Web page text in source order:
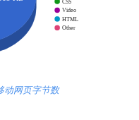
动网页字节数